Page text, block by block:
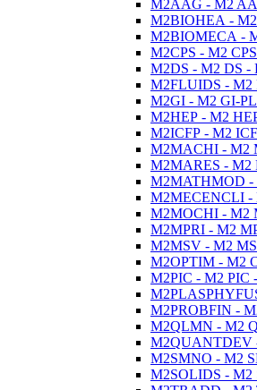
M2AAG - M2
M2BIOHEA - M2
M2BIOMECA -
M2CPS - M2
M2DS - M2 DS -
M2FLUIDS - M2
M2GI - M2 GI-
M2HEP - M2
M2ICFP - M2
M2MACHI - M2
M2MARES - M2
M2MATHMOD -
M2MECENCLI -
M2MOCHI - M2
M2MPRI - M2
M2MSV - M2
M2OPTIM - M2
M2PIC - M2 PIC
M2PROBFIN -
M2QLMN - M2
M2QUANTDEV
M2SMNO - M2
M2SOLIDS - M2